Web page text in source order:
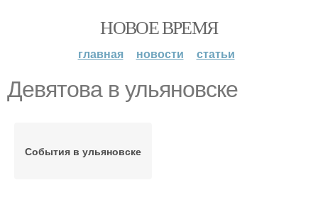
НОВОЕ ВРЕМЯ
главная новости статьи
Девятова в ульяновске
События в ульяновске